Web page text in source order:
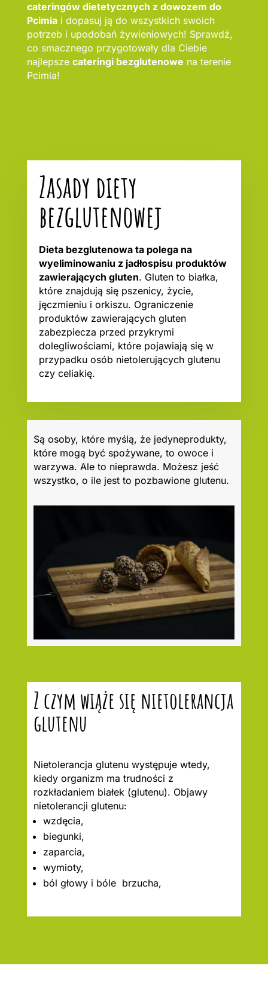
cateringów dietetycznych z dowozem do
Pcimiai dopasuj ją do wszystkich swoich
potrzeb i upodobań żywieniowych! Sprawdź,
co smacznego przygotowały dla Ciebie
najlepsze cateringi bezglutenowe na terenie
Pcimia!
Zasady diety
bezglutenowej
Dieta bezglutenowa ta polega na
wyeliminowaniu z jadłospisu produktów
zawierających gluten. Gluten to białka,
które znajdują się pszenicy, życie,
jęczmieniu i orkiszu. Ograniczenie
produktów zawierających gluten
zabezpiecza przed przykrymi
dolegliwościami, które pojawiają się w
przypadku osób nietolerujących glutenu
czy celiakię.
Są osoby, które myślą, że jedyneprodukty,
które mogą być spożywane, to owoce i
warzywa. Ale to nieprawda. Możesz jeść
wszystko, o ile jest to pozbawione glutenu.
Z czym wiąże się nietolerancja
glutenu
Nietolerancja glutenu występuje wtedy,
kiedy organizm ma trudności z
rozkładaniem białek (glutenu). Objawy
nietolerancji glutenu:
wzdęcia,
biegunki,
zaparcia,
wymioty,
ból głowy i bóle brzucha,